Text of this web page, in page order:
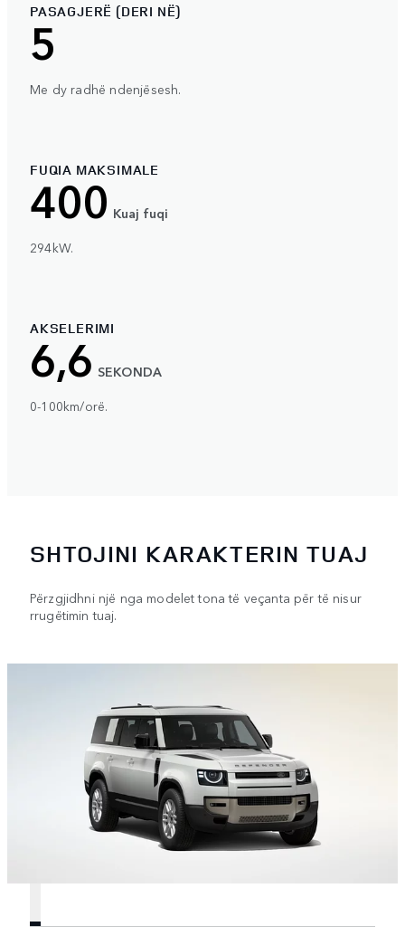
PASAGJERË (DERI NË)
5
Me dy radhë ndenjësesh.
FUQIA MAKSIMALE
400 Kuaj fuqi
294kW.
AKSELERIMI
6,6 SEKONDA
0-100km/orë.
SHTOJINI KARAKTERIN TUAJ
Përzgjidhni një nga modelet tona të veçanta për të nisur
rrugëtimin tuaj.